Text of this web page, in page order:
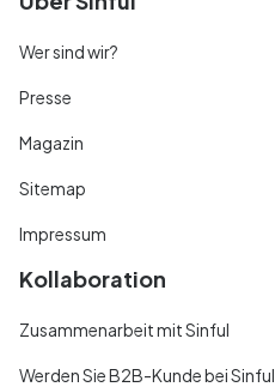
Wer sind wir?
Presse
Magazin
Sitemap
Impressum
Kollaboration
Zusammenarbeit mit Sinful
Werden Sie B2B-Kunde bei Sinful